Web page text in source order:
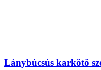
Lánybúcsús karkötő